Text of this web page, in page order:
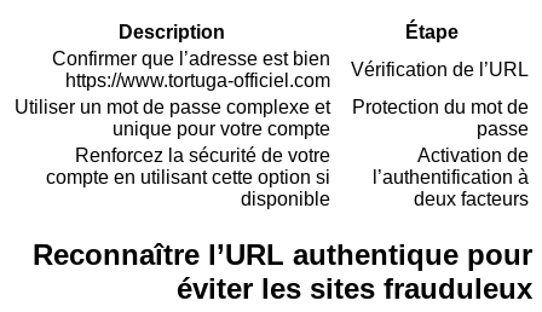
Description
Vérification
Confirmer que l’adresse est bien
https://www.tortuga-officiel.com
Protection
Utiliser un mot de passe complexe et
unique pour votre compte
Renforcez la sécurité de votre
compte en utilisant cette option si
disponible
Reconnaître l’URL
éviter les sites